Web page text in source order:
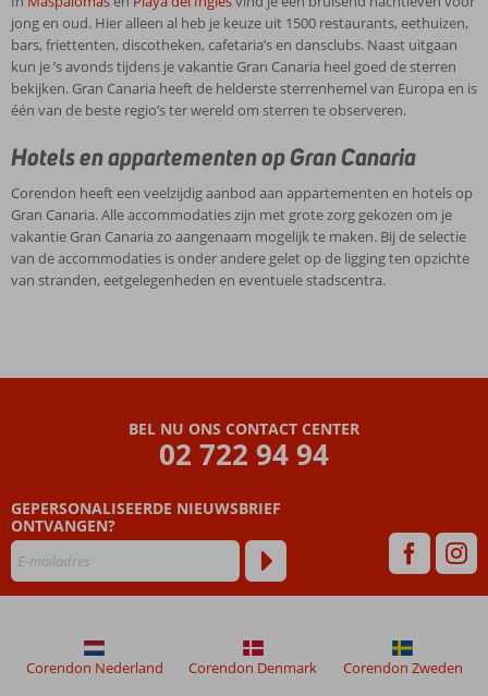
jong en oud. Hier alleen al heb je keuze uit 1500 restaurants, eethuizen,
bars, friettenten, discotheken, cafetaria’s en dansclubs. Naast uitgaan
kun je ’s avonds tijdens je vakantie Gran Canaria heel goed de sterren
bekijken. Gran Canaria heeft de helderste sterrenhemel van Europa en is
één van de beste regio’s ter wereld om sterren te observeren.
Hotels en appartementen op Gran Canaria
Corendon heeft een veelzijdig aanbod aan appartementen en hotels op
Gran Canaria. Alle accommodaties zijn met grote zorg gekozen om je
vakantie Gran Canaria zo aangenaam mogelijk te maken. Bij de selectie
van de accommodaties is onder andere gelet op de ligging ten opzichte
van stranden, eetgelegenheden en eventuele stadscentra.
BEL NU ONS CONTACT CENTER
02 722 94 94
GEPERSONALISEERDE NIEUWSBRIEF
ONTVANGEN?
Corendon Nederland Corendon Denmark Corendon Zweden